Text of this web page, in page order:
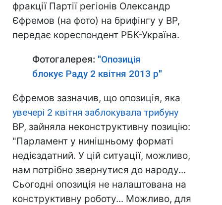
фракції Партії регіонів Олександр
Єфремов (на фото) на брифінгу у ВР,
передає кореспондент РБК-Україна.
Фотогалерея: "Опозиція
блокує Раду 2 квітня 2013 р"
Єфремов зазначив, що опозиція, яка
увечері 2 квітня заблокувала трибуну
ВР, зайняла неконструктивну позицію:
"Парламент у нинішньому форматі
недієздатний. У цій ситуації, можливо,
нам потрібно звернутися до народу...
Сьогодні опозиція не налаштована на
конструктивну роботу... Можливо, для